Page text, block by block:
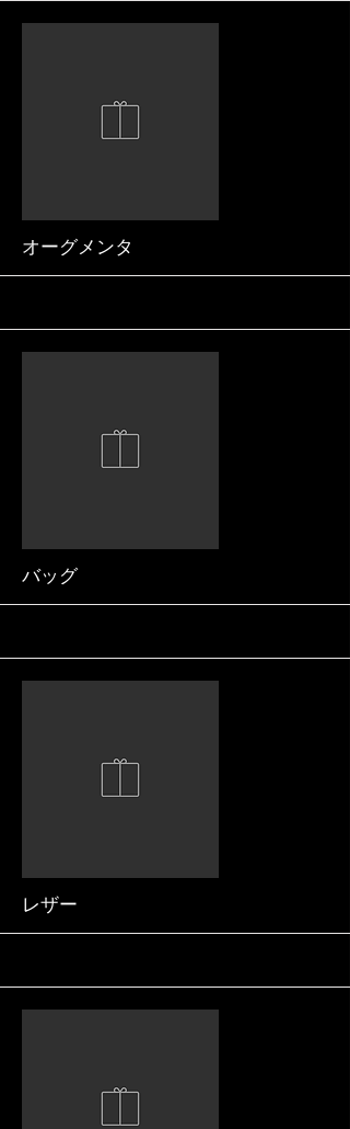
More
オーグメンタ
More
バッグ
More
レザー